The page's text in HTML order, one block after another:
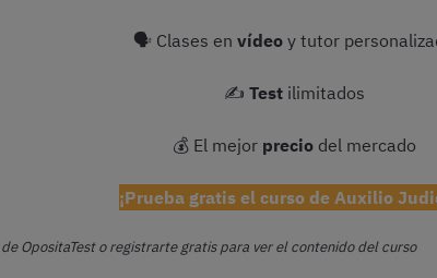
🗣 Clases en vídeo y tutor
✍️ Testilimitados
💰 El mejor preciodel mercado
¡Prueba gratis el curso de Auxilio
OpositaTest o registrarte gratis para ver el contenido del curso